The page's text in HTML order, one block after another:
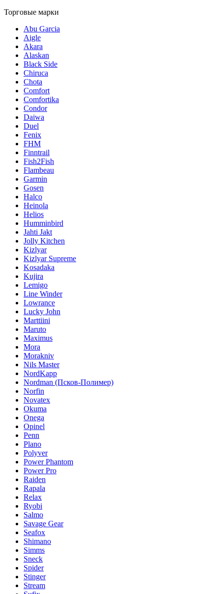
Торговые марки
Abu Garcia
Aigle
Akara
Alaskan
Black Side
Chiruca
Chota
Comfort
Comfortika
Condor
Daiwa
Duel
Fenix
FHM
Finntrail
Fish2Fish
Flambeau
Garmin
Gosen
Halco
Heinola
Helios
Humminbird
Jahti Jakt
Jolly Kitchen
Kizlyar
Kizlyar Supreme
Kosadaka
Kujira
Lemigo
Line Winder
Lowrance
Lucky John
Marttiini
Maruto
Maximus
Mora
Morakniv
Nils Master
NordKapp
Nordman (Псков-Полимер)
Norfin
Novatex
Okuma
Onega
Opinel
Penn
Plano
Polyver
Power Phantom
Power Pro
Raiden
Rapala
Relax
Ryobi
Salmo
Savage Gear
Seafox
Shimano
Simms
Sneck
Spider
Stinger
Stream